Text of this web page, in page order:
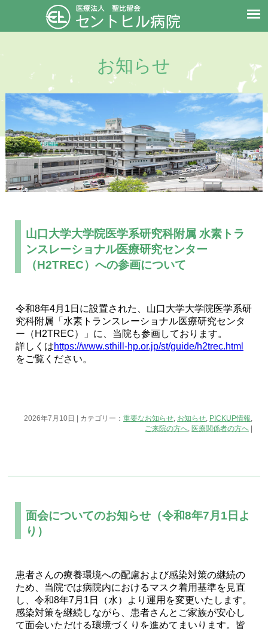
お知らせ
山口大学大学院医学系研究科附属 水素トラ
ンスレーショナル医療研究センター
（H2TREC）への参画について
令和8年4月1日に設置された、山口大学大学院医学系研
究科附属「水素トランスレーショナル医療研究センタ
ー（H2TREC）」に、当院も参画しております。
詳しくはhttps://www.sthill-hp.or.jp/st/guide/h2trec.html
をご覧ください。
2026年7月10日 | カテゴリー：重要なお知らせ, お知らせ, PICKUP情報,
ご来院の方へ, 医療関係者の方へ
面会についてのお知らせ（令和8年7月1日よ
り）
患者さんの療養環境への配慮および感染対策の継続の
ため、当院では病院内におけるマスク着用基準を見直
し、令和8年7月1日（水）より運用を変更いたします。
感染対策を継続しながら、患者さんとご家族が安心し
て面会いただける環境づくりを進めてまいります。皆